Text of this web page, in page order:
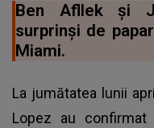
Ben Afllek și
surprinși de
Miami.
La jumătatea lunii
Lopez au